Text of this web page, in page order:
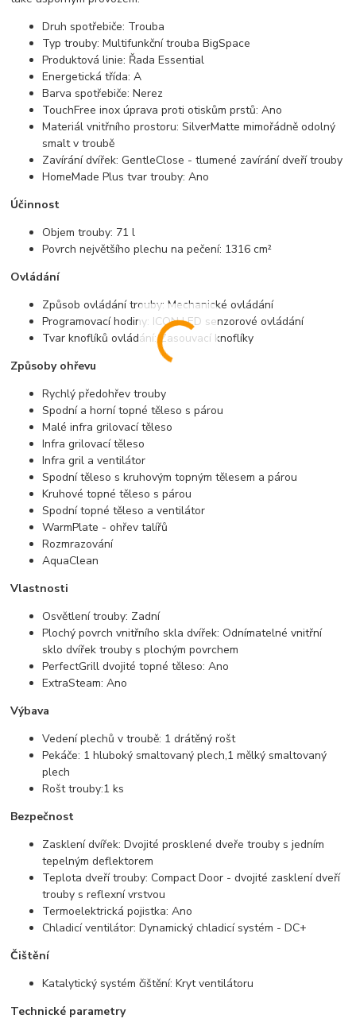
Druh spotřebiče: Trouba
Typ trouby: Multifunkční trouba BigSpace
Produktová linie: Řada Essential
Energetická třída: A
Barva spotřebiče: Nerez
TouchFree inox úprava proti otiskům prstů: Ano
Materiál vnitřního prostoru: SilverMatte mimořádně odolný
smalt v troubě
Zavírání dvířek: GentleClose - tlumené zavírání dveří trouby
HomeMade Plus tvar trouby: Ano
Účinnost
Objem trouby: 71 l
Povrch největšího plechu na pečení: 1316 cm²
Ovládání
Způsob ovládání trouby: Mechanické ovládání
Programovací hodiny: ICON LED senzorové ovládání
Tvar knoflíků ovládání: Zasouvací knoflíky
Způsoby ohřevu
Rychlý předohřev trouby
Spodní a horní topné těleso s párou
Malé infra grilovací těleso
Infra grilovací těleso
Infra gril a ventilátor
Spodní těleso s kruhovým topným tělesem a párou
Kruhové topné těleso s párou
Spodní topné těleso a ventilátor
WarmPlate - ohřev talířů
Rozmrazování
AquaClean
Vlastnosti
Osvětlení trouby: Zadní
Plochý povrch vnitřního skla dvířek: Odnímatelné vnitřní
sklo dvířek trouby s plochým povrchem
PerfectGrill dvojité topné těleso: Ano
ExtraSteam: Ano
Výbava
Vedení plechů v troubě: 1 drátěný rošt
Pekáče: 1 hluboký smaltovaný plech,1 mělký smaltovaný
plech
Rošt trouby:1 ks
Bezpečnost
Zasklení dvířek: Dvojité prosklené dveře trouby s jedním
tepelným deflektorem
Teplota dveří trouby: Compact Door - dvojité zasklení dveří
trouby s reflexní vrstvou
Termoelektrická pojistka: Ano
Chladicí ventilátor: Dynamický chladicí systém - DC+
Čištění
Katalytický systém čištění: Kryt ventilátoru
Technické parametry